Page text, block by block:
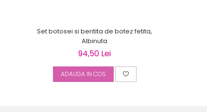
Set botosei si bentita de botez fetita,
Albinuta
94,50 Lei
ADAUGA IN COS